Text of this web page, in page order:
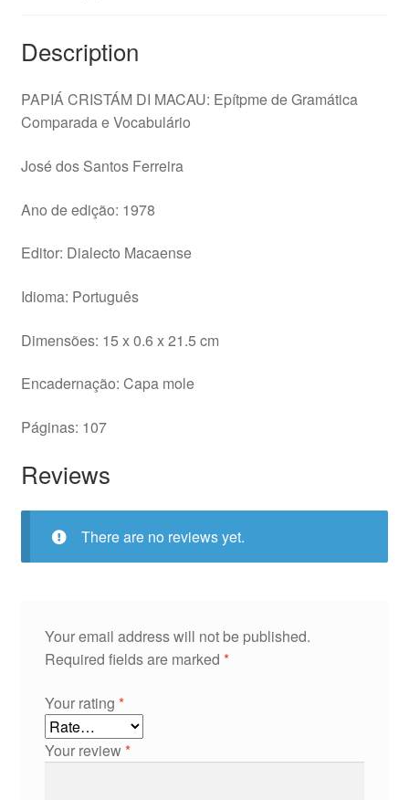
Santos
quantity
Description
PAPIÁ CRISTÁM DI MACAU: Epítpme de Gramática
Comparada e Vocabulário
José dos Santos Ferreira
Ano de edição: 1978
Editor: Dialecto Macaense
Idioma: Português
Dimensões: 15 x 0.6 x 21.5 cm
Encadernação: Capa mole
Páginas: 107
Reviews
There are no reviews yet.
Your email address will not be published.
Required fields are marked *
Your rating *
Your review*